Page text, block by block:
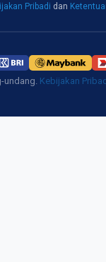
Pribadi dan
undang. Kebijakan